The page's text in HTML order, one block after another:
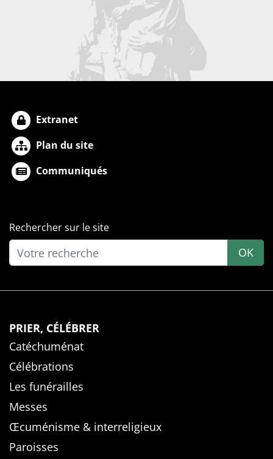
Extranet
Plan du site
Communiqués
Rechercher sur le site
OK
PRIER, CÉLÉBRER
Catéchuménat
Célébrations
Les funérailles
Messes
Œcuménisme & interreligieux
Paroisses